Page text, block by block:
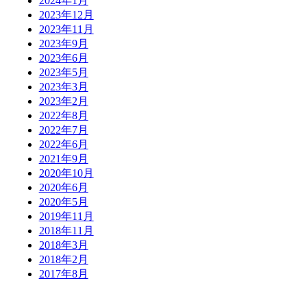
2023年12月
2023年11月
2023年9月
2023年6月
2023年5月
2023年3月
2023年2月
2022年8月
2022年7月
2022年6月
2021年9月
2020年10月
2020年6月
2020年5月
2019年11月
2018年11月
2018年3月
2018年2月
2017年8月